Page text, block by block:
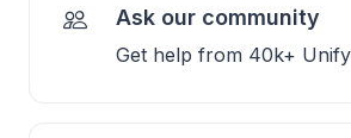
Ask our community
Get help from 40k+